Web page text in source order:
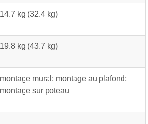
14.7 kg (32.4 kg)
19.8 kg (43.7 kg)
montage mural; montage au plafond;
montage sur poteau